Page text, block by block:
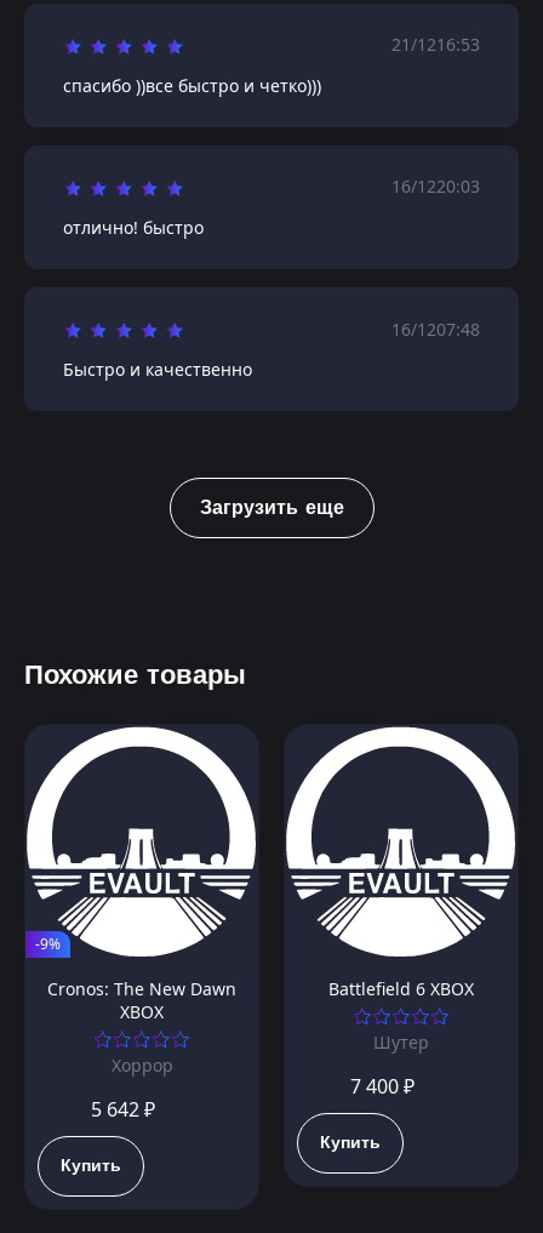
21/1216:53
спасибо ))все быстро и четко)))
16/1220:03
отлично! быстро
16/1207:48
Быстро и качественно
Загрузить еще
Похожие товары
-9%
Cronos: The New Dawn
XBOX
Хоррор
5 642 ₽
Купить
Battlefield 6 XBOX
Шутер
7 400 ₽
Купить